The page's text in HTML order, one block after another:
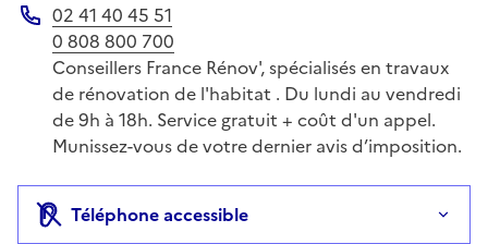
Téléphone
02 41 40 45 51
0 808 800 700
Conseillers France Rénov', spécialisés en travaux
de rénovation de l'habitat . Du lundi au vendredi
de 9h à 18h. Service gratuit + coût d'un appel.
Munissez-vous de votre dernier avis d’imposition.
Téléphone accessible